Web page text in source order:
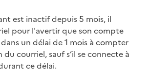
est inactif depuis 5 mois, il
pour l'avertir que son compte
un délai de 1 mois à compter
courriel, sauf s’il se connecte à
ce délai.